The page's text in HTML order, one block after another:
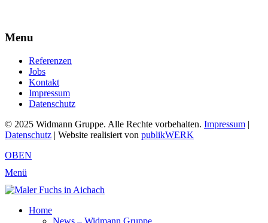
Menu
Referenzen
Jobs
Kontakt
Impressum
Datenschutz
© 2025 Widmann Gruppe. Alle Rechte vorbehalten. Impressum |
Datenschutz | Website realisiert von publikWERK
OBEN
Menü
Home
News – Widmann Gruppe